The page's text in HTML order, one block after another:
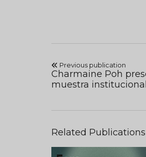
Previous publication
Charmaine Poh
muestra
Related Publications